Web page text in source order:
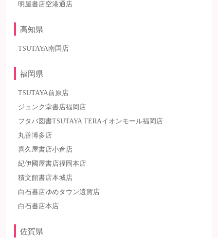
明屋書店空港通店
高知県
TSUTAYA南国店
福岡県
TSUTAYA前原店
ジュンク堂書店福岡店
フタバ図書TSUTAYA TERAイオンモール福岡店
丸善博多店
喜久屋書店小倉店
紀伊國屋書店福岡本店
積文館書店本城店
白石書店ゆめタウン遠賀店
白石書店本店
佐賀県